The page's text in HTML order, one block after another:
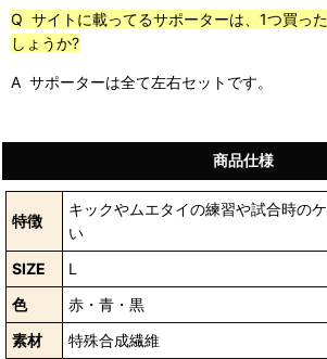
Q サイトに載ってるサポーターは、1つ買っ
しょうか?
A サポーターは全て左右セットです。
商品仕様
特徴
キックやムエタイの練習や試合時の
い
SIZE
L
色
赤・青・黒
素材
特殊合成繊維